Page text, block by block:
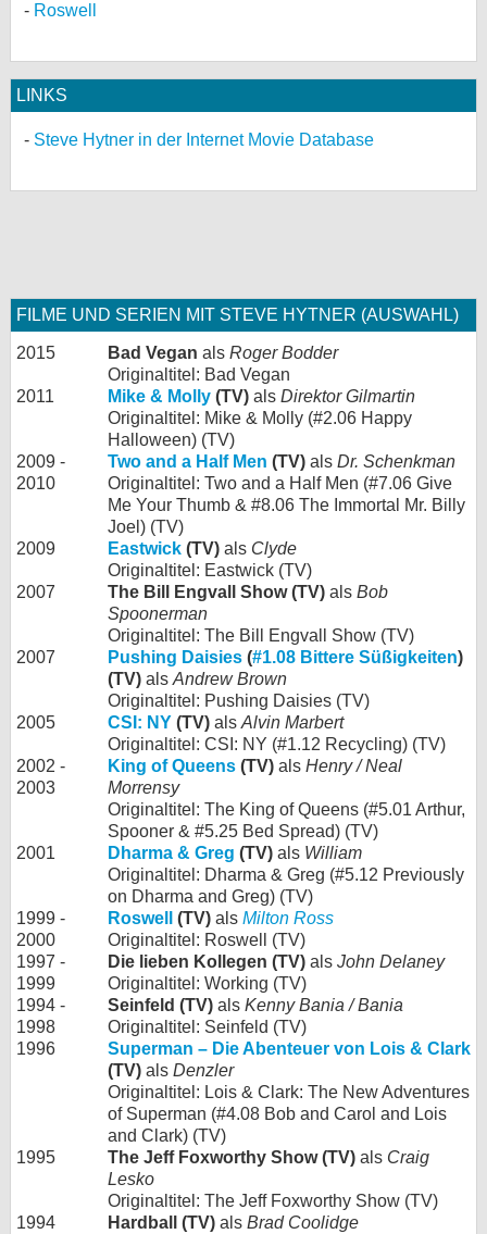
Roswell
LINKS
Steve Hytner in der Internet Movie Database
FILME UND SERIEN MIT STEVE HYTNER (AUSWAHL)
2015 Bad Vegan als Roger Bodder
Originaltitel: Bad Vegan
2011
Mike & Molly (TV) als Direktor Gilmartin
Originaltitel: Mike & Molly (#2.06 Happy
Halloween) (TV)
2009 -
2010
Two and a Half Men (TV) als Dr. Schenkman
Originaltitel: Two and a Half Men (#7.06 Give
Me Your Thumb & #8.06 The Immortal Mr. Billy
Joel) (TV)
2009
Eastwick (TV) als Clyde
Originaltitel: Eastwick (TV)
2007
The Bill Engvall Show (TV) als Bob
Spoonerman
Originaltitel: The Bill Engvall Show (TV)
2007
Pushing Daisies (#1.08 Bittere Süßigkeiten)
(TV) als Andrew Brown
Originaltitel: Pushing Daisies (TV)
2005
CSI: NY (TV) als Alvin Marbert
Originaltitel: CSI: NY (#1.12 Recycling) (TV)
2002 -
2003
King of Queens (TV) als Henry / Neal
Morrensy
Originaltitel: The King of Queens (#5.01 Arthur,
Spooner & #5.25 Bed Spread) (TV)
2001
Dharma & Greg (TV) als William
Originaltitel: Dharma & Greg (#5.12 Previously
on Dharma and Greg) (TV)
1999 -
2000
Roswell (TV) als Milton Ross
Originaltitel: Roswell (TV)
1997 -
1999
Die lieben Kollegen (TV) als John Delaney
Originaltitel: Working (TV)
1994 -
1998
Seinfeld (TV) als Kenny Bania / Bania
Originaltitel: Seinfeld (TV)
1996
Superman – Die Abenteuer von Lois & Clark
(TV) als Denzler
Originaltitel: Lois & Clark: The New Adventures
of Superman (#4.08 Bob and Carol and Lois
and Clark) (TV)
1995
The Jeff Foxworthy Show (TV) als Craig
Lesko
Originaltitel: The Jeff Foxworthy Show (TV)
1994
Hardball (TV) als Brad Coolidge